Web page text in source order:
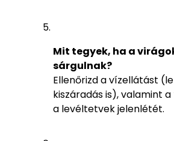
Mit tegyek, ha a
sárgulnak?
Ellenőrizd a vízellátást
kiszáradás is), valamint
a levéltetvek jelenlétét.